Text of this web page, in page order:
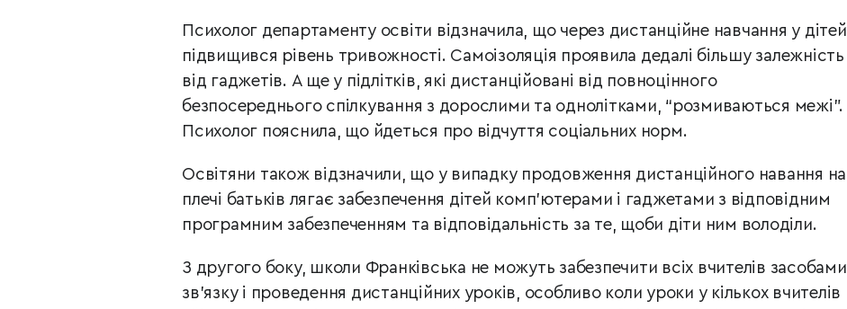
Психолог департаменту освіти відзначила, що через дистанційне навчання у дітей
підвищився рівень тривожності. Самоізоляція проявила дедалі більшу залежність
від гаджетів. А ще у підлітків, які дистанційовані від повноцінного
безпосереднього спілкування з дорослими та однолітками, “розмиваються межі”.
Психолог пояснила, що йдеться про відчуття соціальних норм.
Освітяни також відзначили, що у випадку продовження дистанційного навання на
плечі батьків лягає забезпечення дітей комп’ютерами і гаджетами з відповідним
програмним забезпеченням та відповідальність за те, щоби діти ним володіли.
З другого боку, школи Франківська не можуть забезпечити всіх вчителів засобами
зв’язку і проведення дистанційних уроків, особливо коли уроки у кількох вчителів